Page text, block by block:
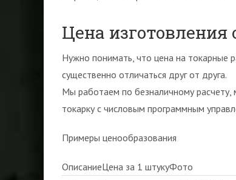
Цена изготовления
Нужно понимать, что цена на токарные
существенно отличаться друг от друга.
Мы работаем по безналичному расчету,
токарку с числовым программным
Примеры ценообразования
ОписаниеЦена за 1 штукуФото